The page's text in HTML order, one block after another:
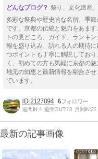
祭り、文化遺産
多彩な祭典や歴史的な名所、季
です。京都の伝統と魅力をあま
トの見どころ、ガイド、ランキ
報を盛り込み、訪れる人の期待
つポイントも丁寧に解説してお
く、初めての方も気軽に京都の
地元の知恵と最新情報を融合さ
ています。
2127094 6
週間IN:4 週間OUT:18 月間IN:22
最新の記事画像